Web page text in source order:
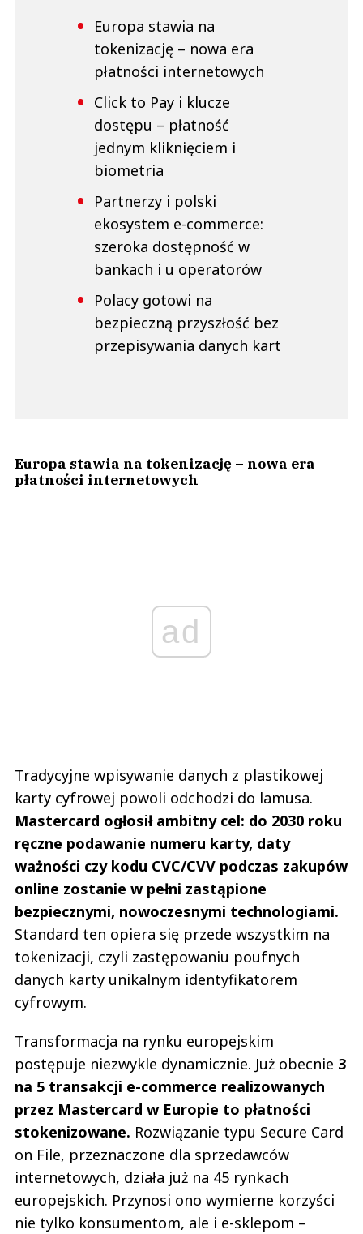
Europa stawia na
tokenizację – nowa era
płatności internetowych
Click to Pay i klucze
dostępu – płatność
jednym kliknięciem i
biometria
Partnerzy i polski
ekosystem e-commerce:
szeroka dostępność w
bankach i u operatorów
Polacy gotowi na
bezpieczną przyszłość bez
przepisywania danych kart
Europa stawia na tokenizację – nowa era
płatności internetowych
ad
Tradycyjne wpisywanie danych z plastikowej
karty cyfrowej powoli odchodzi do lamusa.
Mastercard ogłosił ambitny cel: do 2030 roku
ręczne podawanie numeru karty, daty
ważności czy kodu CVC/CVV podczas zakupów
online zostanie w pełni zastąpione
bezpiecznymi, nowoczesnymi technologiami.
Standard ten opiera się przede wszystkim na
tokenizacji, czyli zastępowaniu poufnych
danych karty unikalnym identyfikatorem
cyfrowym.
Transformacja na rynku europejskim
postępuje niezwykle dynamicznie. Już obecnie 3
na 5 transakcji e-commerce realizowanych
przez Mastercard w Europie to płatności
stokenizowane. Rozwiązanie typu Secure Card
on File, przeznaczone dla sprzedawców
internetowych, działa już na 45 rynkach
europejskich. Przynosi ono wymierne korzyści
nie tylko konsumentom, ale i e-sklepom –